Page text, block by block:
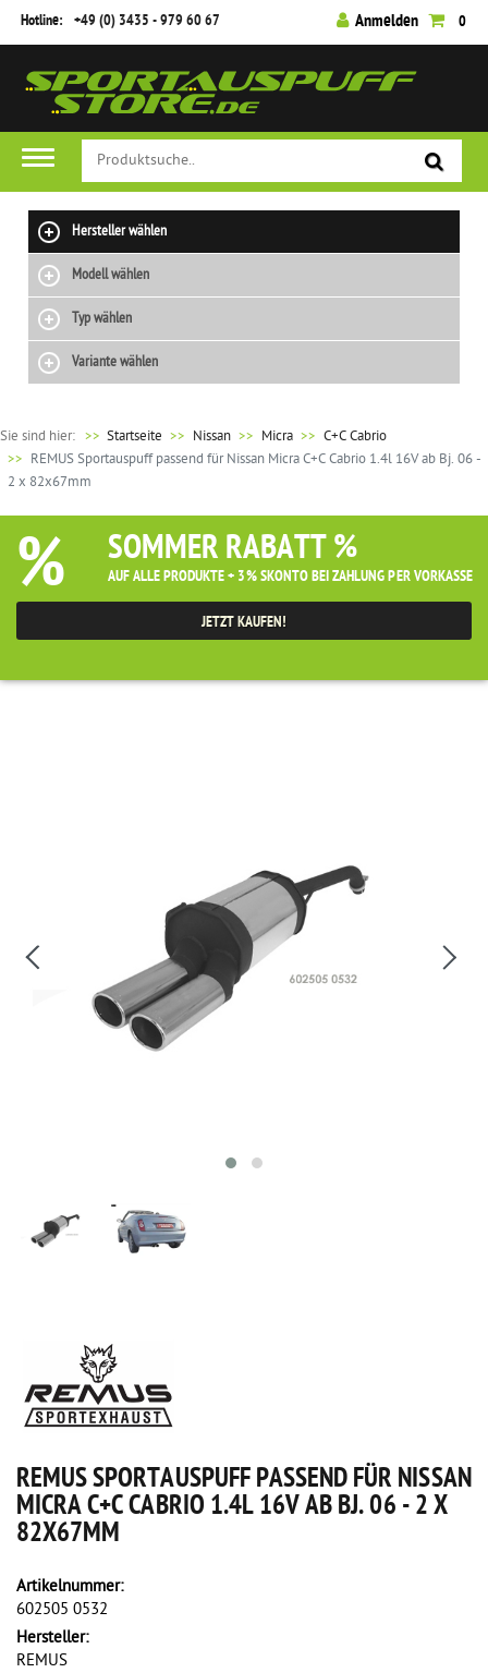
Hotline: +49 (0) 3435 - 979 60 67 Anmelden 0
Hersteller wählen
Modell wählen
Typ wählen
Variante wählen
Sie sind hier: >> Startseite Nissan Micra
C+C Cabrio
REMUS Sportauspuff passend für Nissan Micra C+C Cabrio 1.4l 16V ab Bj. 06 -
2 x 82x67mm
% SOMMER RABATT %
AUF ALLE PRODUKTE + 3% SKONTO BEI ZAHLUNG PER VORKASSE
JETZT KAUFEN!
REMUS SPORTAUSPUFF PASSEND FÜR NISSAN
MICRA C+C CABRIO 1.4L 16V AB BJ. 06 - 2 X
82X67MM
Artikelnummer:
602505 0532
Hersteller:
REMUS